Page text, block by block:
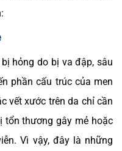
hỏng do bị va đập, sâu
phần cấu trúc của men
vết xước trên da chỉ cần
tổn thương gây mẻ hoặc
Vì vậy, đây là những